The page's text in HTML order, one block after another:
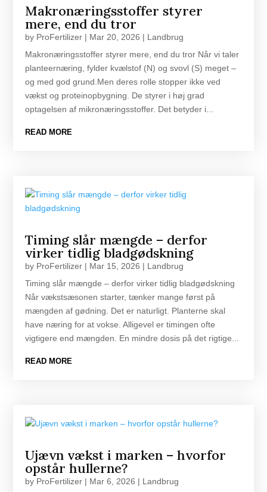
Makronæringsstoffer styrer
mere, end du tror
by ProFertilizer | Mar 20, 2026 | Landbrug
Makronæringsstoffer styrer mere, end du tror Når vi taler
planteernæring, fylder kvælstof (N) og svovl (S) meget –
og med god grund.Men deres rolle stopper ikke ved
vækst og proteinopbygning. De styrer i høj grad
optagelsen af mikronæringsstoffer. Det betyder i...
READ MORE
Timing slår mængde – derfor
virker tidlig bladgødskning
by ProFertilizer | Mar 15, 2026 | Landbrug
Timing slår mængde – derfor virker tidlig bladgødskning
Når vækstsæsonen starter, tænker mange først på
mængden af gødning. Det er naturligt. Planterne skal
have næring for at vokse. Alligevel er timingen ofte
vigtigere end mængden. En mindre dosis på det rigtige...
READ MORE
Ujævn vækst i marken – hvorfor
opstår hullerne?
by ProFertilizer | Mar 6, 2026 | Landbrug